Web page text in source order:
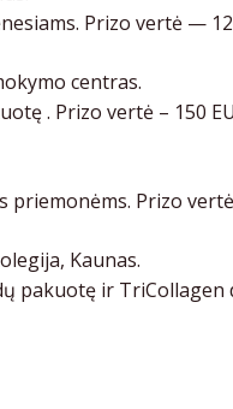
Prizo vertė —
centras.
. Prizo vertė – 150
priemonėms. Prizo
Kaunas.
pakuotę ir